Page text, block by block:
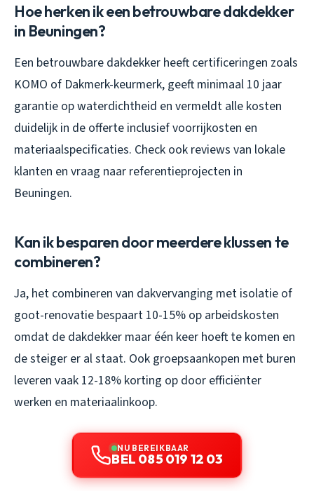
Hoe herken ik een betrouwbare dakdekker
in Beuningen?
Een betrouwbare dakdekker heeft certificeringen zoals
KOMO of Dakmerk-keurmerk, geeft minimaal 10 jaar
garantie op waterdichtheid en vermeldt alle kosten
duidelijk in de offerte inclusief voorrijkosten en
materiaalspecificaties. Check ook reviews van lokale
klanten en vraag naar referentieprojecten in
Beuningen.
Kan ik besparen door meerdere klussen te
combineren?
Ja, het combineren van dakvervanging met isolatie of
goot-renovatie bespaart 10-15% op arbeidskosten
omdat de dakdekker maar één keer hoeft te komen en
de steiger er al staat. Ook groepsaankopen met buren
leveren vaak 12-18% korting op door efficiënter
werken en materiaalinkoop.
NU BEREIKBAAR
BEL 085 019 12 03